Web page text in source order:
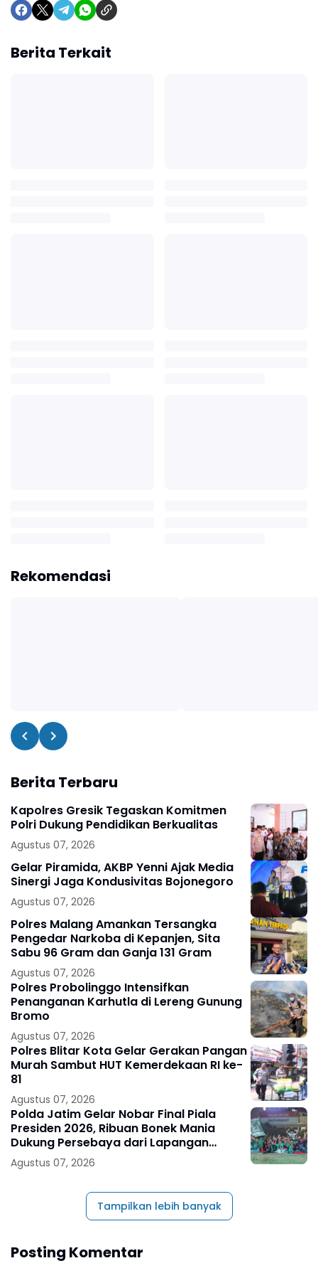
Berita Terkait
Rekomendasi
Berita Terbaru
Kapolres Gresik Tegaskan Komitmen
Polri Dukung Pendidikan Berkualitas
Agustus 07, 2026
Gelar Piramida, AKBP Yenni Ajak Media
Sinergi Jaga Kondusivitas Bojonegoro
Agustus 07, 2026
Polres Malang Amankan Tersangka
Pengedar Narkoba di Kepanjen, Sita
Sabu 96 Gram dan Ganja 131 Gram
Agustus 07, 2026
Polres Probolinggo Intensifkan
Penanganan Karhutla di Lereng Gunung
Bromo
Agustus 07, 2026
Polres Blitar Kota Gelar Gerakan Pangan
Murah Sambut HUT Kemerdekaan RI ke-
81
Agustus 07, 2026
Polda Jatim Gelar Nobar Final Piala
Presiden 2026, Ribuan Bonek Mania
Dukung Persebaya dari Lapangan
Mapolda
Agustus 07, 2026
Tampilkan lebih banyak
Posting Komentar